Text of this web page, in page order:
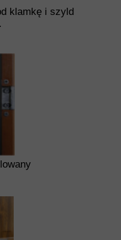
klamkę i szyld